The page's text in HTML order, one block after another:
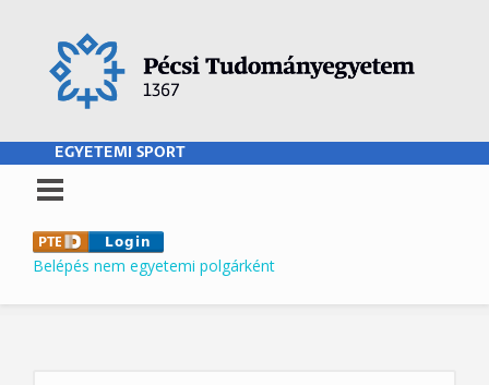
EGYETEMI SPORT
Belépés nem egyetemi polgárként